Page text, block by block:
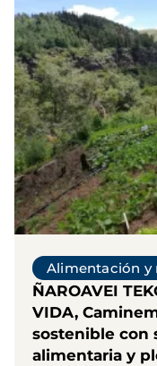
Alimentación y
ÑAROAVEI
VIDA,
sostenible con
alimentaria y